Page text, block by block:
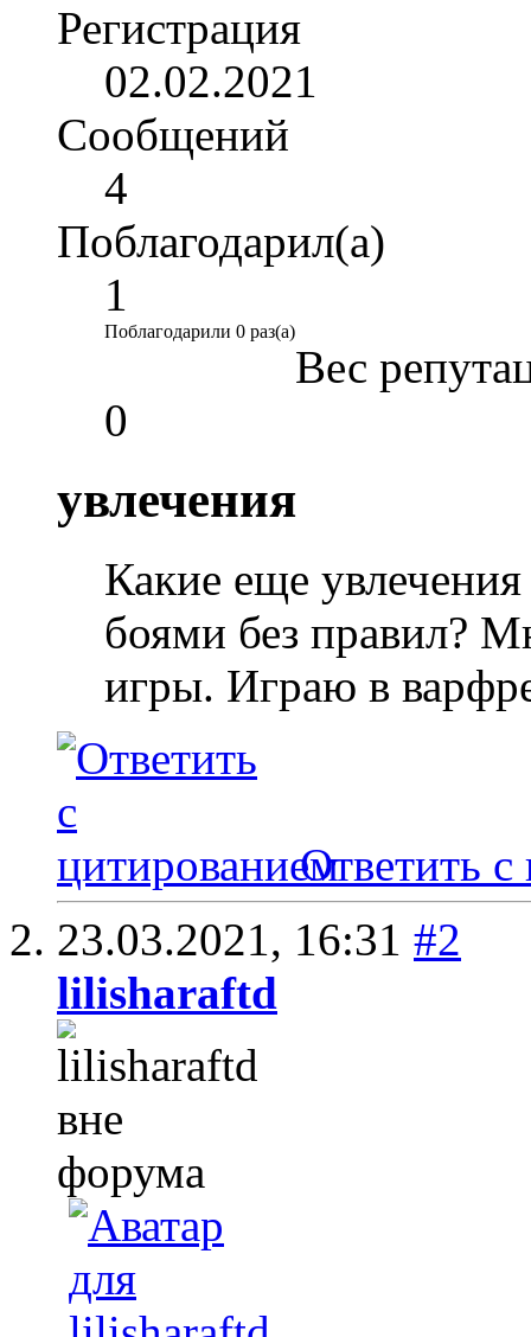
Регистрация
02.02.2021
Сообщений
4
Поблагодарил(а)
1
Поблагодарили 0 раз(а)
Вес
0
увлечения
Какие еще
боями без правил?
игры. Играю в
Ответить с
23.03.2021, 16:31 #2
lilisharaftd